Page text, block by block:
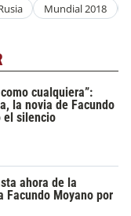
Mundial 2018
cualquiera”:
la novia de Facundo
el silencio
ahora de la
Facundo Moyano por